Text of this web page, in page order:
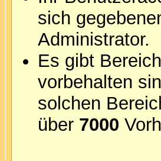
sich
Administrator.
Es gibt
vorbehalten
solchen
über 7000